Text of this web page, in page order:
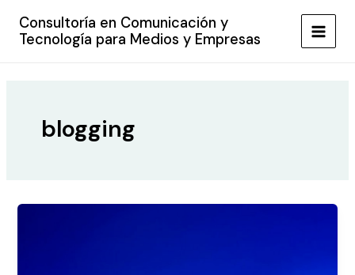
contenido
Consultoría en Comunicación y
Tecnología para Medios y Empresas
MAIN
blogging